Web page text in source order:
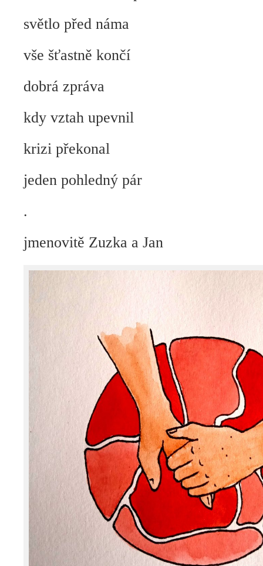
světlo před náma
vše šťastně končí
dobrá zpráva
kdy vztah upevnil
krizi překonal
jeden pohledný pár
.
jmenovitě Zuzka a Jan